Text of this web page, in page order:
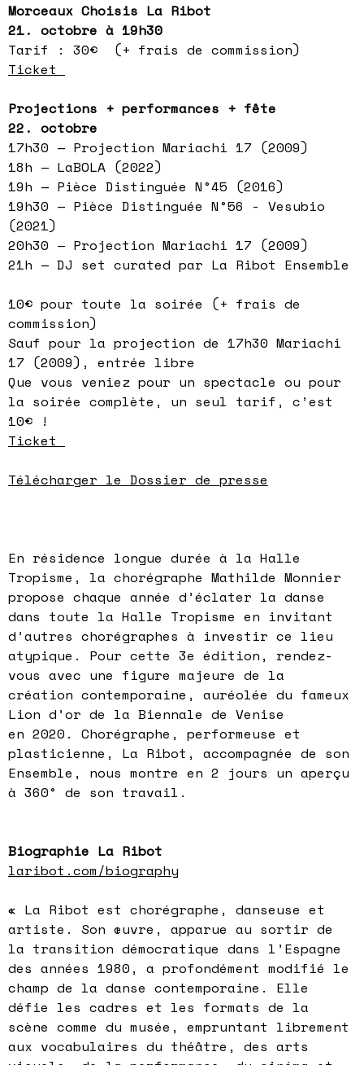
Morceaux Choisis La Ribot
21. octobre à 19h30
Tarif : 30€ (+ frais de commission)
Ticket
Projections + performances + fête
22. octobre
17h30 — Projection Mariachi 17 (2009)
18h — LaBOLA (2022)
19h — Pièce Distinguée N°45 (2016)
19h30 — Pièce Distinguée N°56 - Vesubio
(2021)
20h30 — Projection Mariachi 17 (2009)
21h — DJ set curated par La Ribot Ensemble
10€ pour toute la soirée (+ frais de
commission)
Sauf pour la projection de 17h30 Mariachi
17 (2009), entrée libre
Que vous veniez pour un spectacle ou pour
la soirée complète, un seul tarif, c’est
10€ !
Ticket
Télécharger le Dossier de presse
En résidence longue durée à la Halle
Tropisme, la chorégraphe Mathilde Monnier
propose chaque année d’éclater la danse
dans toute la Halle Tropisme en invitant
d’autres chorégraphes à investir ce lieu
atypique. Pour cette 3e édition, rendez-
vous avec une figure majeure de la
création contemporaine, auréolée du fameux
Lion d’or de la Biennale de Venise
en 2020. Chorégraphe, performeuse et
plasticienne, La Ribot, accompagnée de son
Ensemble, nous montre en 2 jours un aperçu
à 360° de son travail.
Biographie La Ribot
laribot.com/biography
« La Ribot est chorégraphe, danseuse et
artiste. Son œuvre, apparue au sortir de
la transition démocratique dans l’Espagne
des années 1980, a profondément modifié le
champ de la danse contemporaine. Elle
défie les cadres et les formats de la
scène comme du musée, empruntant librement
aux vocabulaires du théâtre, des arts